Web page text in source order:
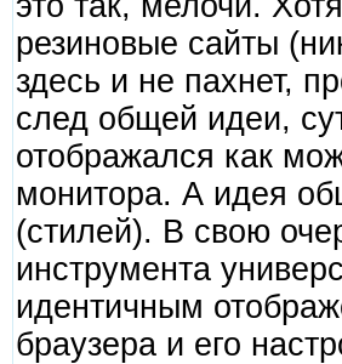
резиновые сайты
здесь и не пахнет,
след общей идеи,
отображался как
монитора. А идея
(стилей). В свою
инструмента
идентичным
браузера и его